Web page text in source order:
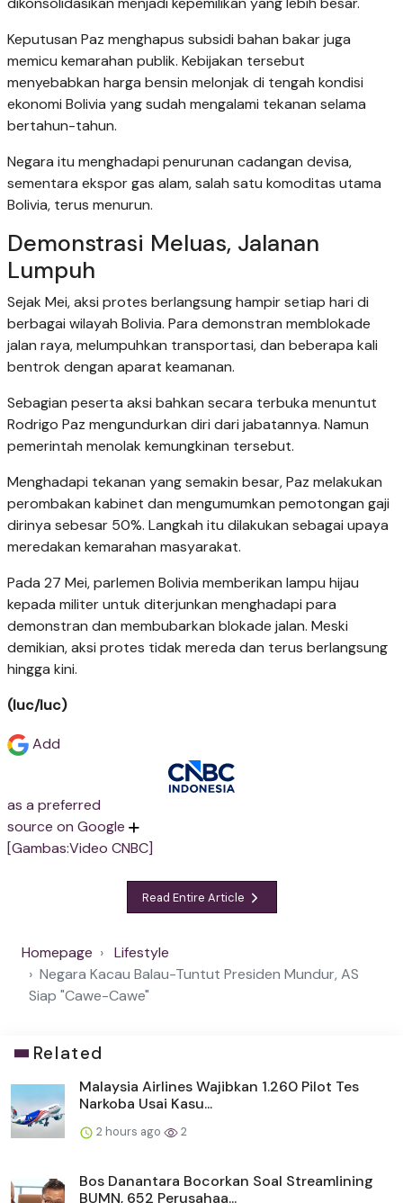
Keputusan Paz menghapus subsidi bahan bakar juga
memicu kemarahan publik. Kebijakan tersebut
menyebabkan harga bensin melonjak di tengah kondisi
ekonomi Bolivia yang sudah mengalami tekanan selama
bertahun-tahun.
Negara itu menghadapi penurunan cadangan devisa,
sementara ekspor gas alam, salah satu komoditas utama
Bolivia, terus menurun.
Demonstrasi Meluas, Jalanan
Lumpuh
Sejak Mei, aksi protes berlangsung hampir setiap hari di
berbagai wilayah Bolivia. Para demonstran memblokade
jalan raya, melumpuhkan transportasi, dan beberapa kali
bentrok dengan aparat keamanan.
Sebagian peserta aksi bahkan secara terbuka menuntut
Rodrigo Paz mengundurkan diri dari jabatannya. Namun
pemerintah menolak kemungkinan tersebut.
Menghadapi tekanan yang semakin besar, Paz melakukan
perombakan kabinet dan mengumumkan pemotongan gaji
dirinya sebesar 50%. Langkah itu dilakukan sebagai upaya
meredakan kemarahan masyarakat.
Pada 27 Mei, parlemen Bolivia memberikan lampu hijau
kepada militer untuk diterjunkan menghadapi para
demonstran dan membubarkan blokade jalan. Meski
demikian, aksi protes tidak mereda dan terus berlangsung
hingga kini.
(luc/luc)
Add
as a preferred
source on Google
[Gambas:Video CNBC]
Read Entire Article
Homepage
Lifestyle
Negara Kacau Balau-Tuntut Presiden Mundur, AS
Siap "Cawe-Cawe"
Related
Malaysia Airlines Wajibkan 1.260 Pilot Tes
Narkoba Usai Kasu...
2 hours ago 2
Bos Danantara Bocorkan Soal Streamlining
BUMN, 652 Perusahaa...